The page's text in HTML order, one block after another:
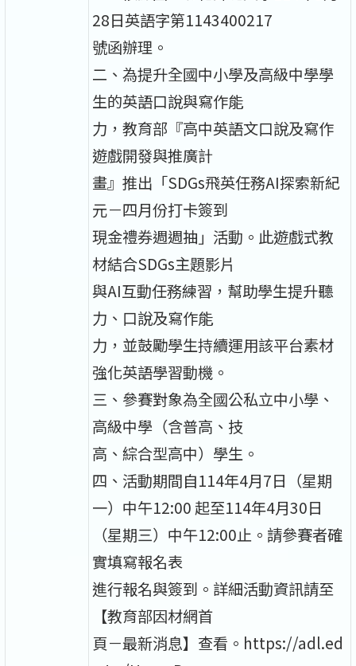
28日英語字第1143400217
號函辦理。
二、為提升全國中小學及高級中學學
生的英語口說與寫作能
力，教育部『高中英語文口說及寫作
遊戲開發與推廣計
畫』推出「SDGs飛英任務AI探索新紀
元－四月份打卡簽到
現金禮券週週抽」活動。此遊戲式教
材結合SDGs主題影片
與AI互動任務練習，幫助學生提升聽
力、口說及寫作能
力，並鼓勵學生持續運用該平台素材
強化英語學習動機。
三、參賽對象為全國公私立中小學、
高級中學（含普高、技
高、綜合型高中）學生。
四、活動期間自114年4月7日（星期
一）中午12:00 起至114年4月30日
（星期三）中午12:00止。請參賽者確
實填寫報名表
進行報名與簽到。詳細活動資訊請至
【教育部因材網首
頁－最新消息】查看。https://adl.ed